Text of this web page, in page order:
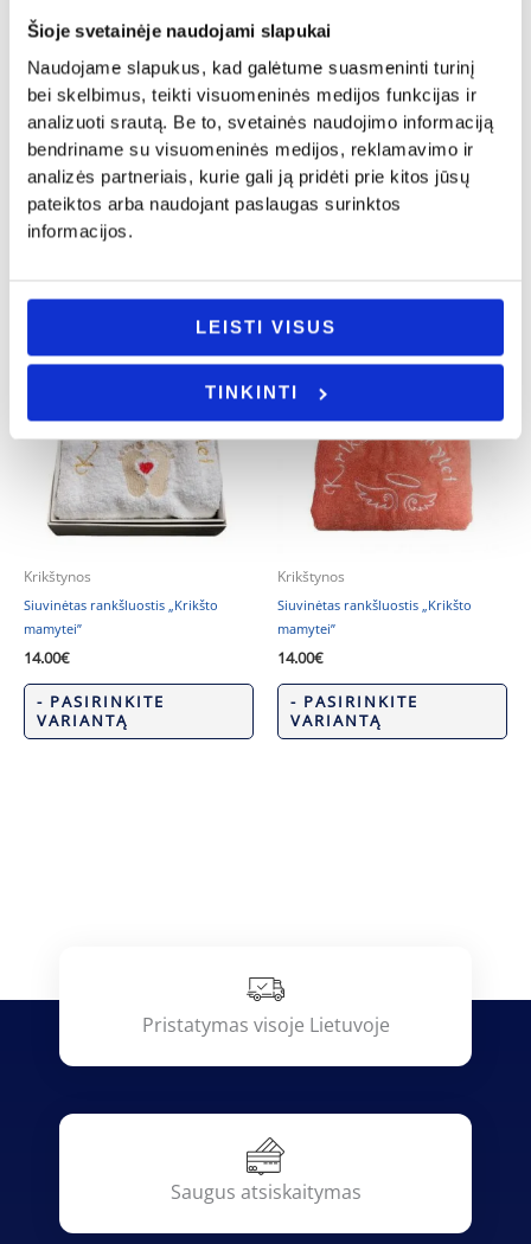
Šioje svetainėje naudojami slapukai
Naudojame slapukus, kad galėtume suasmeninti turinį
bei skelbimus, teikti visuomeninės medijos funkcijas ir
analizuoti srautą. Be to, svetainės naudojimo informaciją
bendriname su visuomeninės medijos, reklamavimo ir
analizės partneriais, kurie gali ją pridėti prie kitos jūsų
pateiktos arba naudojant paslaugas surinktos
informacijos.
LEISTI VISUS
TINKINTI
Krikštynos
Kepurė „Nerealus krikšto tėtis”
9.00€
Į KREPŠELĮ
Krikštynos
Balta suknelė su rankine
32.00€19.00€
- PASIRINKITE
Krikštynos
Siuvinėtas rankšluostis „Krikšto
mamytei”
14.00€
- PASIRINKITE
VARIANTĄ
Krikštynos
Siuvinėtas rankšluostis „Krikšto
mamytei”
14.00€
- PASIRINKITE
VARIANTĄ
Pristatymas visoje Lietuvoje
Saugus atsiskaitymas